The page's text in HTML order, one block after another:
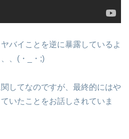
バイことを逆に暴露しているよ
、(・_・;)
してなのですが、最終的にはや
いたことをお話しされていま